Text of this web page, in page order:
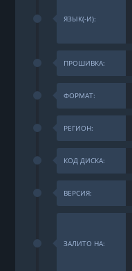
ЯЗЫК(-И):
ПРОШИВКА:
ФОРМАТ:
РЕГИОН:
КОД ДИСКА:
ВЕРСИЯ:
ЗАЛИТО НА: